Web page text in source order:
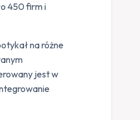
450 firm i
na różne
jest w